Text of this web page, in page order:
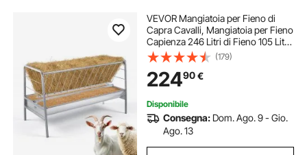
VEVOR Mangiatoia per Fieno di
Capra Cavalli, Mangiatoia per Fieno
Capienza 246 Litri di Fieno 105 Litri
di Cereali Alimentazione di Cavalli
Capre Fattorie Stalle Recinti per
Pecore, Telaio in Acciaio
(179)
22490€
Disponibile
Consegna: Dom. Ago. 9 - Gio.
Ago. 13